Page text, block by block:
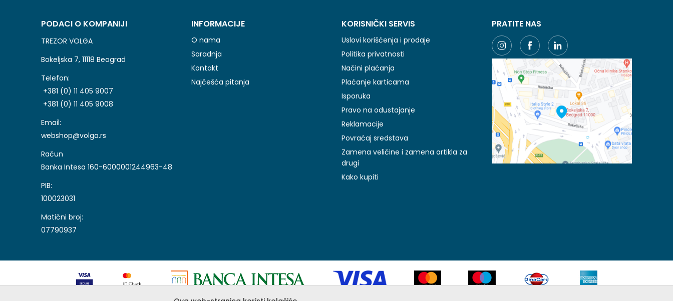
PODACI O KOMPANIJI
TREZOR VOLGA
Bokeljska 7, 11118 Beograd
Telefon:
+381 (0) 11 405 9007
+381 (0) 11 405 9008
Email:
webshop@volga.rs
Račun
Banka Intesa 160-6000001244963-48
PIB:
100023031
Matični broj:
07790937
INFORMACIJE
O nama
Saradnja
Kontakt
Najčešća pitanja
KORISNIČKI SERVIS
Uslovi korišćenja i prodaje
Politika privatnosti
Načini plaćanja
Plaćanje karticama
Isporuka
Pravo na odustajanje
Reklamacije
Povraćaj sredstava
Zamena veličine i zamena artikla za
drugi
Kako kupiti
PRATITE NAS